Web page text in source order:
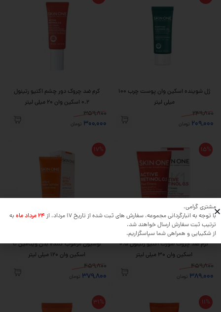
ژل شوینده اسکین وان پوست چرب 100
میلی لیتر
249,800
209,000 تومان
کرم ضد چروک دور چشم اکتیو رتینول
0.2 اسکین وان 20 میلی لیتر
359,800
300,000 تومان
15%
کرم ضد چروک صورت اکتیو رتینول 0.5
اسکین وان 30 میلی لیتر
459,800
389,000 تومان
17%
لوسیون مرطوب کننده بدن ویتامین C
اسکین وان 120 میلی لیتر
459,800
379,800 تومان
11%
31%
مشتری گرامی،
با توجه به انبارگردانی مجموعه، سفارش های ثبت شده از تاریخ 17 مرداد، از
24 مرداد ماه
به
ترتیب ثبت سفارش ارسال خواهند شد.
از شکیبایی و همراهی شما سپاسگزاریم.